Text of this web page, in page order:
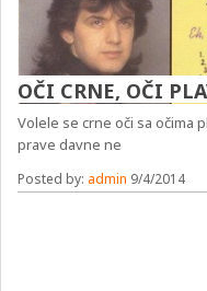
OČI CRNE, OČI
Volele se crne oči sa očima
prave davne ne
Posted by: admin 9/4/2014